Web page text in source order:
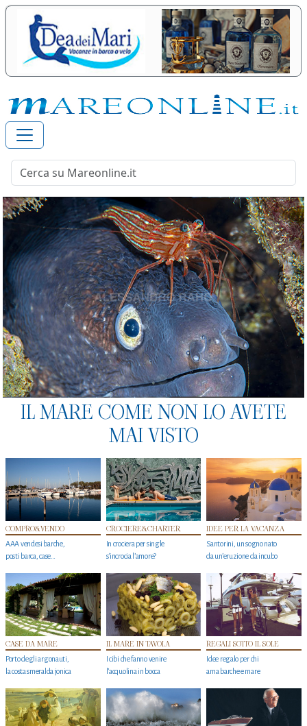
IL MARE COME NON LO AVETE
MAI VISTO
COMPRO&VENDO
AAA vendesi barche,
posti barca, case…
CROCIERE&CHARTER
In crociera per single
s'incrocia l’amore?
IDEE PER LA VACANZA
Santorini, un sogno nato
da un’eruzione da incubo
CASE DA MARE
Porto degli argonauti,
la costa smeralda jonica
IL MARE IN TAVOLA
I cibi che fanno venire
l’acquolina in bocca
REGALI SOTTO IL SOLE
Idee regalo per chi
ama barche e mare